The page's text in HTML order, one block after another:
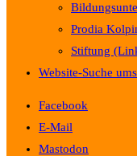
Prodia
Stiftung
Website-Suche
Facebook
E-Mail
Mastodon